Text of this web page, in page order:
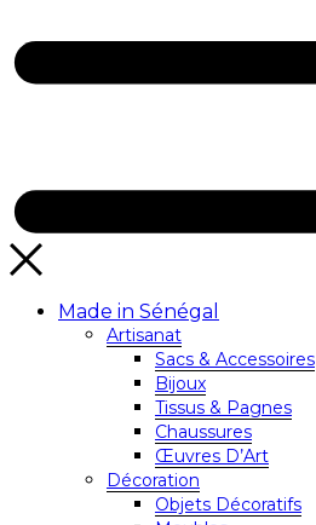
Made in Sénégal
Artisanat
Sacs & Accessoires
Bijoux
Tissus & Pagnes
Chaussures
Œuvres D’Art
Décoration
Objets Décoratifs